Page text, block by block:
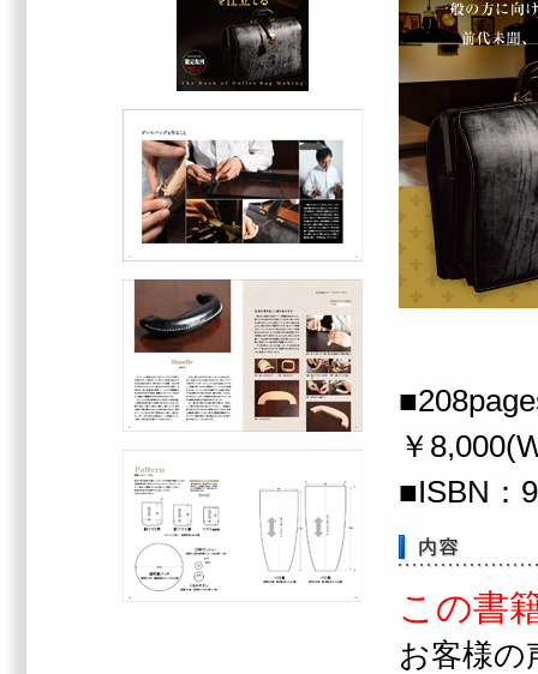
￥
■ISBN：
この書
お客様の